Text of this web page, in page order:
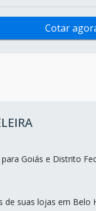
Cotar
Goiás e Distrito
de suas lojas em Belo